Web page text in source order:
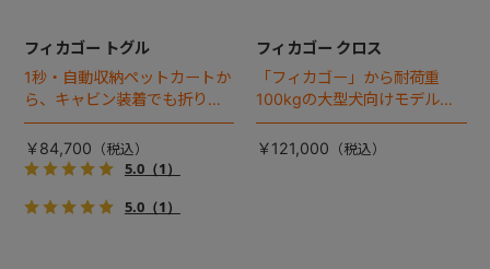
フィカゴー トグル
1秒・自動収納ペットカートか
ら、キャビン装着でも折りた
ためるモデルが登場！
￥84,700
5.0（1）
5.0（1）
フィカゴー クロス
「フィカゴー」から耐荷重
100kgの大型犬向けモデルが
登場。
￥121,000